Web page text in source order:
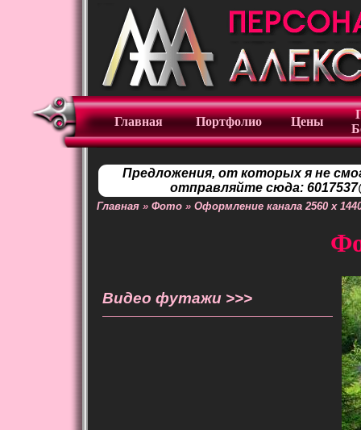
Главная Портфолио Цены
Предложения, от которых я не
отправляйте сюда:
Главная » Фото » Оформление канала 2560 x
Видео футажи >>>